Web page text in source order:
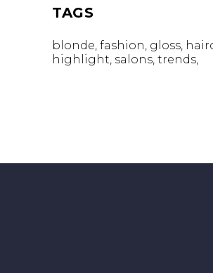
TAGS
blonde fashion gloss
highlight salons trends